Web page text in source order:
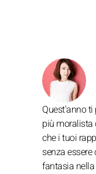
Quest'anno
più moralista
che i tuoi
senza
fantasia